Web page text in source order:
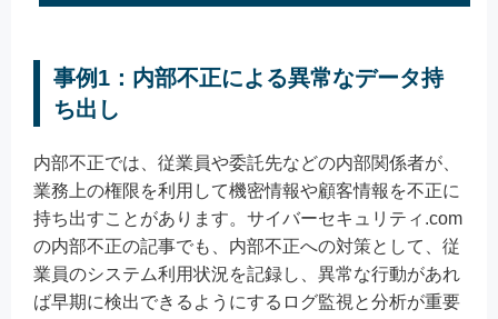
事例1：内部不正による異常なデータ持
ち出し
内部不正では、従業員や委託先などの内部関係者が、
業務上の権限を利用して機密情報や顧客情報を不正に
持ち出すことがあります。サイバーセキュリティ.com
の内部不正の記事でも、内部不正への対策として、従
業員のシステム利用状況を記録し、異常な行動があれ
ば早期に検出できるようにするログ監視と分析が重要